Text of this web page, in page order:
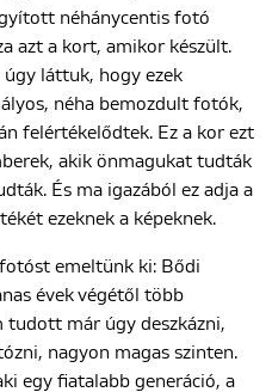
néhánycentis fotó
azt a kort, amikor készült.
úgy láttuk, hogy ezek
néha bemozdult fotók,
felértékelődtek. Ez a kor ezt
akik önmagukat tudták
És ma igazából ez adja a
ezeknek a képeknek.
emeltünk ki: Bődi
évek végétől több
már úgy deszkázni,
nagyon magas szinten.
egy fiatalabb generáció, a